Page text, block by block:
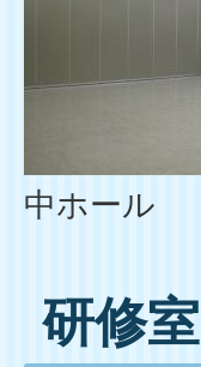
中ホール
研修室